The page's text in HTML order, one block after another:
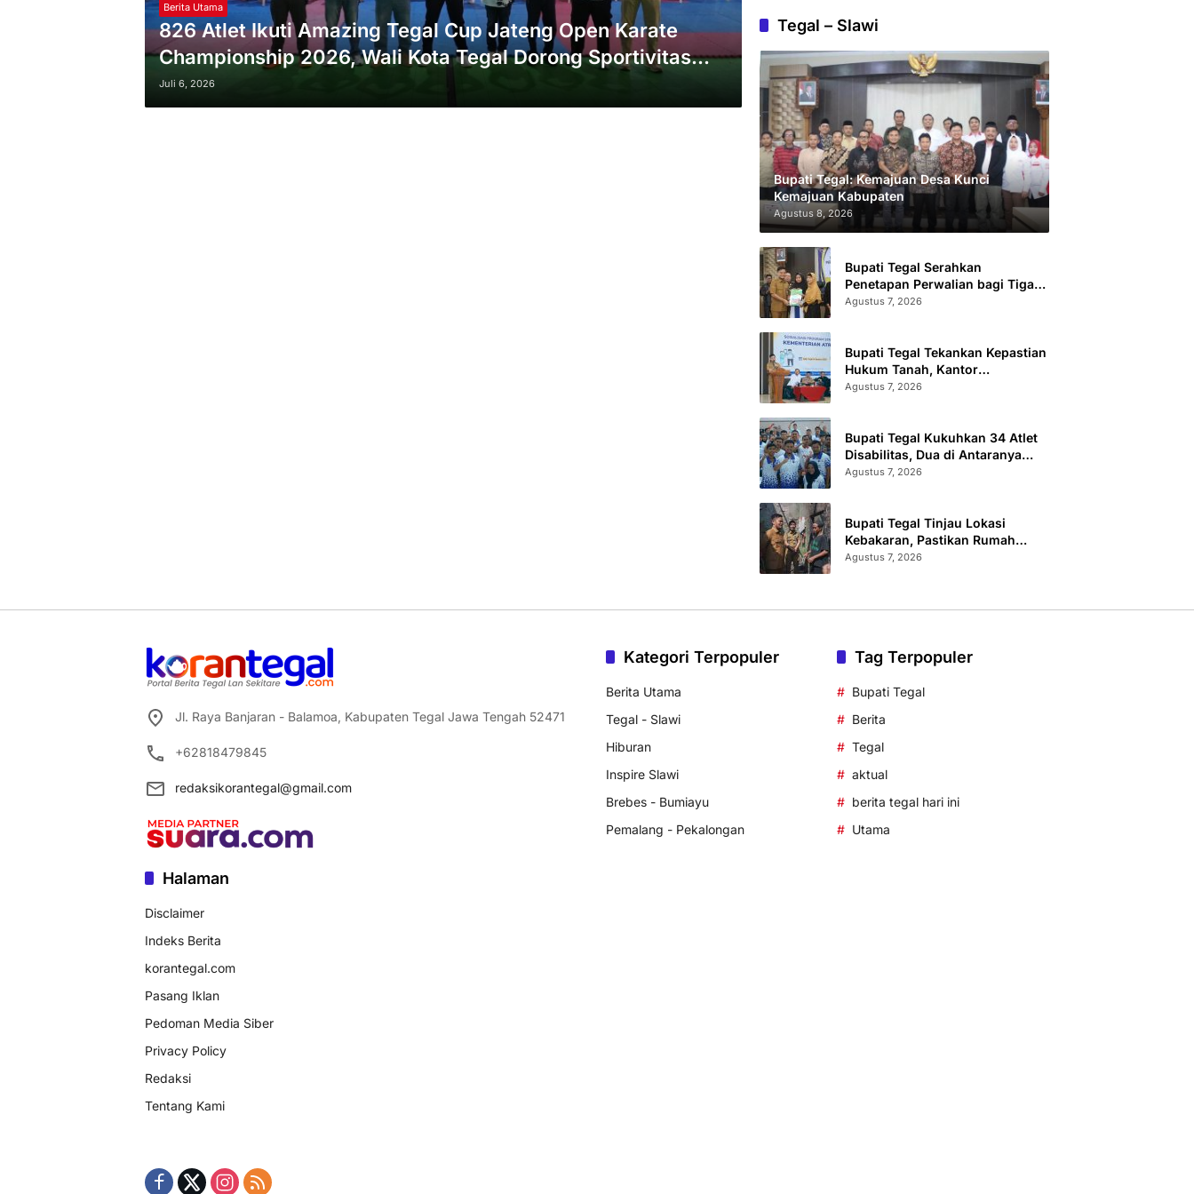
Berita Utama
826 Atlet Ikuti Amazing Tegal Cup Jateng Open Karate
Championship 2026, Wali Kota Tegal Dorong Sportivitas
dan Persaudaraan
Juli 6, 2026
Tegal – Slawi
Bupati Tegal: Kemajuan Desa Kunci
Kemajuan Kabupaten
Agustus 8, 2026
Bupati Tegal Serahkan
Penetapan Perwalian bagi Tiga
Anak LKSA
Agustus 7, 2026
Bupati Tegal Tekankan Kepastian
Hukum Tanah, Kantor
Pertanahan Catat 296.869
Agustus 7, 2026
Bupati Tegal Kukuhkan 34 Atlet
Disabilitas, Dua di Antaranya
Berlaga di Level Dunia
Agustus 7, 2026
Bupati Tegal Tinjau Lokasi
Kebakaran, Pastikan Rumah
Korban Diperbaiki
Agustus 7, 2026
Jl. Raya Banjaran - Balamoa, Kabupaten Tegal Jawa Tengah 52471
+62818479845
redaksikorantegal@gmail.com
Halaman
Disclaimer
Indeks Berita
korantegal.com
Pasang Iklan
Pedoman Media Siber
Privacy Policy
Redaksi
Tentang Kami
Kategori Terpopuler
Berita Utama
Tegal - Slawi
Hiburan
Inspire Slawi
Brebes - Bumiayu
Pemalang - Pekalongan
Tag Terpopuler
Bupati Tegal
Berita
Tegal
aktual
berita tegal hari ini
Utama